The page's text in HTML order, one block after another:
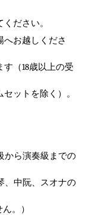
ださい。
へお越しくださ
す（18歳以上の受
ットを除く）。
から演奏級までの
、中阮、スオナの
。）